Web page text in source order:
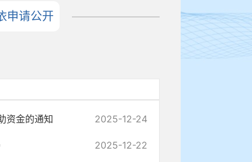
申请公开
资金的通知 2025-12-24
2025-12-22